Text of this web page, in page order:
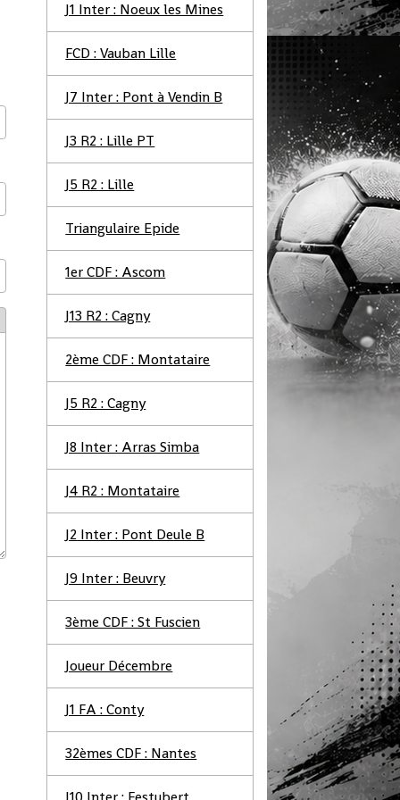
J1 Inter : Noeux les Mines
FCD : Vauban Lille
J7 Inter : Pont à Vendin B
J3 R2 : Lille PT
J5 R2 : Lille
Triangulaire Epide
1er CDF : Ascom
J13 R2 : Cagny
2ème CDF : Montataire
J5 R2 : Cagny
J8 Inter : Arras Simba
J4 R2 : Montataire
J2 Inter : Pont Deule B
J9 Inter : Beuvry
3ème CDF : St Fuscien
Joueur Décembre
J1 FA : Conty
32èmes CDF : Nantes